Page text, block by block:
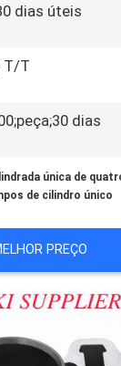
dias úteis
T/T
dias
única de
de cilindro único
PREÇO